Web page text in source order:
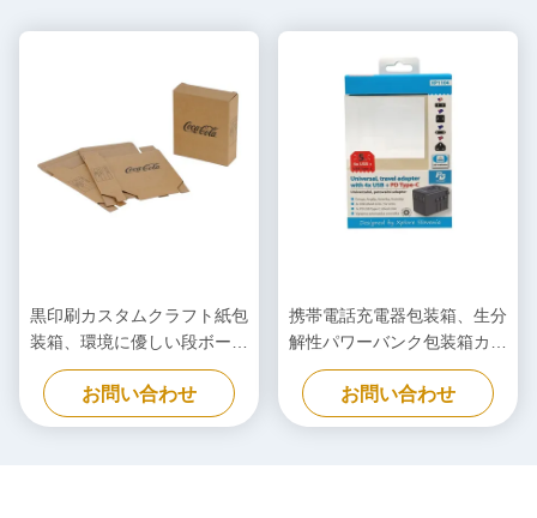
黒印刷カスタムクラフト紙包
装箱、環境に優しい段ボール
箱
お問い合わせ
携帯電話充電器包装箱、生分
解性パワーバンク包装箱カス
タマイズ
お問い合わせ